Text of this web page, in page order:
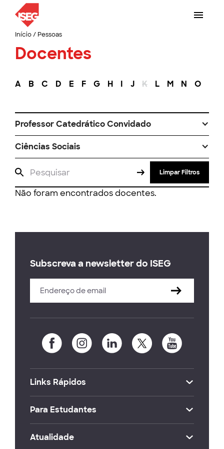
Início/ Pessoas
Docentes
A B C D E F G H I J K L M N O
Professor Catedrático Convidado
Ciências Sociais
Limpar Filtros
Não foram encontrados docentes.
Subscreva a newsletter do ISEG
Links Rápidos
Para Estudantes
Atualidade